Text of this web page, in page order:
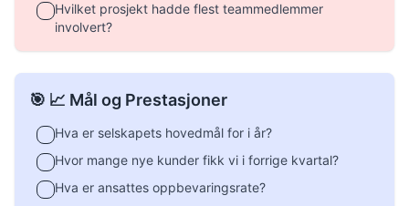
Hvilket prosjekt hadde flest teammedlemmer
involvert?
🎯 📈 Mål og Prestasjoner
Hva er selskapets hovedmål for i år?
Hvor mange nye kunder fikk vi i forrige kvartal?
Hva er ansattes oppbevaringsrate?